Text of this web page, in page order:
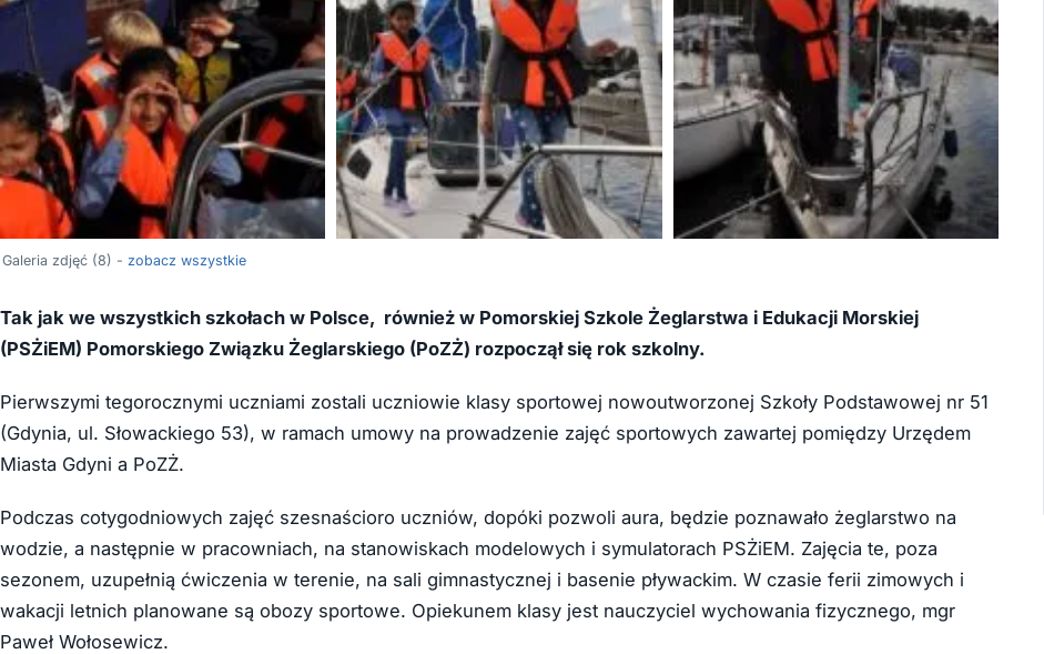
Galeria zdjęć (8) - zobacz wszystkie
Tak jak we wszystkich szkołach w Polsce, również w Pomorskiej Szkole Żeglarstwa i Edukacji Morskiej
(PSŻiEM) Pomorskiego Związku Żeglarskiego (PoZŻ) rozpoczął się rok szkolny.
Pierwszymi tegorocznymi uczniami zostali uczniowie klasy sportowej nowoutworzonej Szkoły Podstawowej nr 51
(Gdynia, ul. Słowackiego 53), w ramach umowy na prowadzenie zajęć sportowych zawartej pomiędzy Urzędem
Miasta Gdyni a PoZŻ.
Podczas cotygodniowych zajęć szesnaścioro uczniów, dopóki pozwoli aura, będzie poznawało żeglarstwo na
wodzie, a następnie w pracowniach, na stanowiskach modelowych i symulatorach PSŻiEM. Zajęcia te, poza
sezonem, uzupełnią ćwiczenia w terenie, na sali gimnastycznej i basenie pływackim. W czasie ferii zimowych i
wakacji letnich planowane są obozy sportowe. Opiekunem klasy jest nauczyciel wychowania fizycznego, mgr
Paweł Wołosewicz.